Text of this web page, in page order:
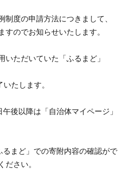
制度の申請方法につきまして、
のでお知らせいたします。
ただいていた「ふるまど」
たします。
後以降は「自治体マイページ」
るまど」での寄附内容の確認がで
ださい。